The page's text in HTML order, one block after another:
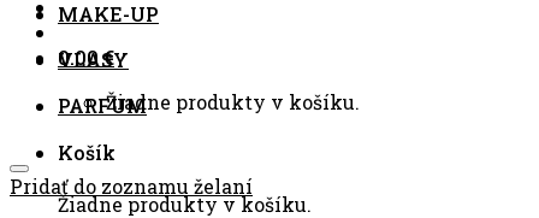
0.00€
Žiadne produkty v košíku.
Košík
Žiadne produkty v košíku.
MAKE-UP
VLASY
PARFUM
Pridať do zoznamu želaní